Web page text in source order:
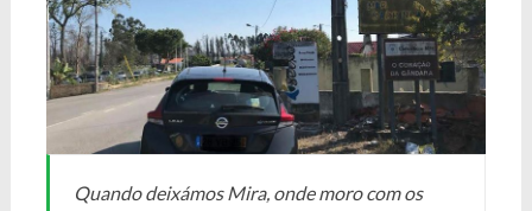
Quando deixámos Mira, onde moro com os